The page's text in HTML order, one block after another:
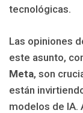
tecnológicas.
Las opiniones
este asunto,
Meta, son
están
modelos de IA.